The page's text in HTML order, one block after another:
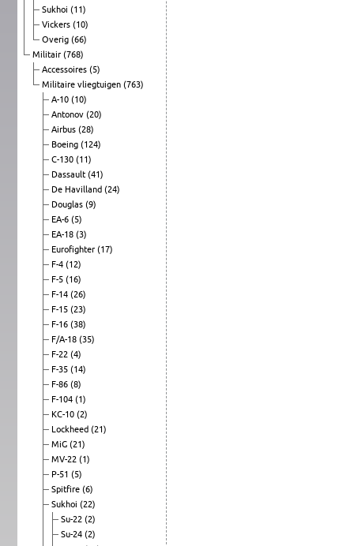
Sukhoi (11)
Vickers (10)
Overig (66)
Militair (768)
Accessoires (5)
Militaire vliegtuigen (763)
A-10 (10)
Antonov (20)
Airbus (28)
Boeing (124)
C-130 (11)
Dassault (41)
De Havilland (24)
Douglas (9)
EA-6 (5)
EA-18 (3)
Eurofighter (17)
F-4 (12)
F-5 (16)
F-14 (26)
F-15 (23)
F-16 (38)
F/A-18 (35)
F-22 (4)
F-35 (14)
F-86 (8)
F-104 (1)
KC-10 (2)
Lockheed (21)
MiG (21)
MV-22 (1)
P-51 (5)
Spitfire (6)
Sukhoi (22)
Su-22 (2)
Su-24 (2)